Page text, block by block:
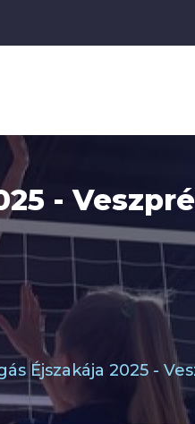
-
Éjszakája 2025 -